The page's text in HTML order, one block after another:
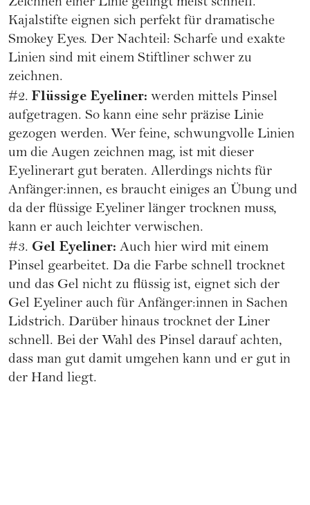
Zeichnen einer Linie gelingt meist schnell.
Kajalstifte eignen sich perfekt für dramatische
Smokey Eyes. Der Nachteil: Scharfe und exakte
Linien sind mit einem Stiftliner schwer zu
zeichnen.
#2. Flüssige Eyeliner: werden mittels Pinsel
aufgetragen. So kann eine sehr präzise Linie
gezogen werden. Wer feine, schwungvolle Linien
um die Augen zeichnen mag, ist mit dieser
Eyelinerart gut beraten. Allerdings nichts für
Anfänger:innen, es braucht einiges an Übung und
da der flüssige Eyeliner länger trocknen muss,
kann er auch leichter verwischen.
#3. Gel Eyeliner: Auch hier wird mit einem
Pinsel gearbeitet. Da die Farbe schnell trocknet
und das Gel nicht zu flüssig ist, eignet sich der
Gel Eyeliner auch für Anfänger:innen in Sachen
Lidstrich. Darüber hinaus trocknet der Liner
schnell. Bei der Wahl des Pinsel darauf achten,
dass man gut damit umgehen kann und er gut in
der Hand liegt.